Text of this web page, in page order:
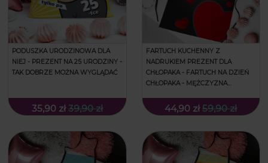
PODUSZKA URODZINOWA DLA
NIEJ - PREZENT NA 25 URODZINY -
TAK DOBRZE MOŻNA WYGLĄDAĆ
35,90 zł 39,90 zł
FARTUCH KUCHENNY Z
NADRUKIEM PREZENT DLA
CHŁOPAKA - FARTUCH NA DZIEŃ
CHŁOPAKA - MĘŻCZYZNA
44,90 zł 59,90 zł